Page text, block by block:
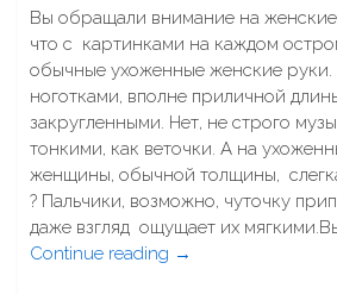
д
н
е
м
я
в
с
е
с
Вы обращали внимание на женские
что с картинками на каждом
обычные ухоженные женские
ноготками, вполне приличной
закругленными. Нет, не строго
тонкими, как веточки. А на
женщины, обычной толщины,
? Пальчики, возможно, чуточку
даже взгляд ощущает их
Continue reading "→